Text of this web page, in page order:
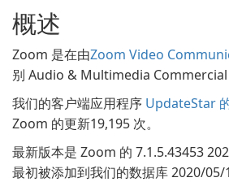
概述
Zoom 是在由Zoom Video
别 Audio & Multimedia Commercial
我们的客户端应用程序 UpdateStar
Zoom 的更新19,195 次。
最新版本是 Zoom 的 7.1.5.43453
最初被添加到我们的数据库 2020/05/